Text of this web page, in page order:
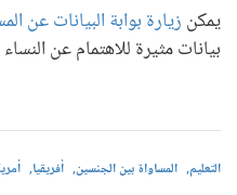
يمكن زيارة بوابة البيانات عن
بيانات مثيرة للاهتمام عن
التعليم المساواة بين الجنسين أفريقيا